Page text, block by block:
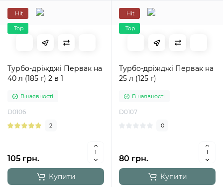
Hit
Top
Турбо-дріжджі Первак на
40 л (185 г) 2 в 1
В наявності
D0106
2
105 грн.
Купити
Hit
Top
Турбо-дріжджі Первак на
25 л (125 г)
В наявності
D0107
0
80 грн.
Купити